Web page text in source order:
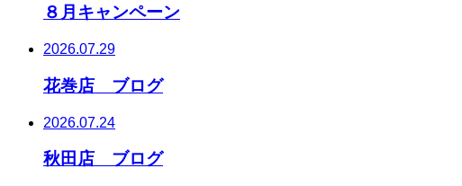
８月キャンペーン
2026.07.29
花巻店 ブログ
2026.07.24
秋田店 ブログ